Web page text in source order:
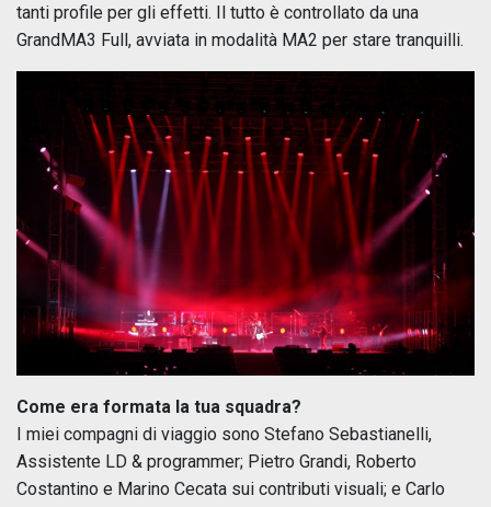
tanti profile per gli effetti. Il tutto è controllato da una
GrandMA3 Full, avviata in modalità MA2 per stare tranquilli.
Come era formata la tua squadra?
I miei compagni di viaggio sono Stefano Sebastianelli,
Assistente LD & programmer; Pietro Grandi, Roberto
Costantino e Marino Cecata sui contributi visuali; e Carlo